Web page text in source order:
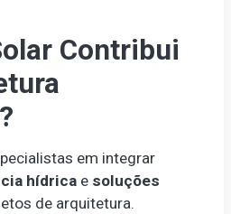
Contribui
em integrar
hídricae soluções
de arquitetura.